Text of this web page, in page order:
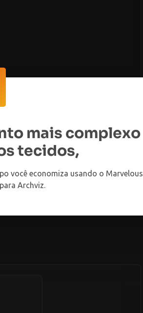
mais complexo
tecidos,
você economiza usando o Marvelous
Archviz.